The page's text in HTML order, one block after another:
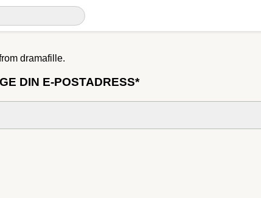
dramafille.
DIN E-POSTADRESS*